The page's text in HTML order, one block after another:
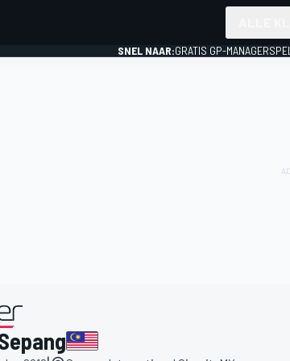
SNEL NAAR:GRATIS GP-MANAGERSPEL
gepresenteerd door